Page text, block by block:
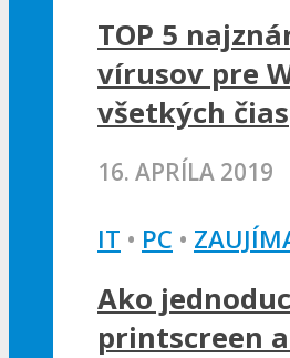
TOP 5
vírusov pre
všetkých čias
16. APRÍLA 2019
IT • PC •
Ako
printscreen